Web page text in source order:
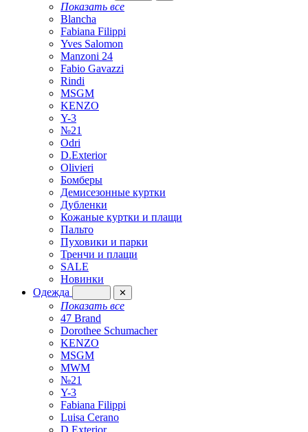
Показать все
Blancha
Fabiana Filippi
Yves Salomon
Manzoni 24
Fabio Gavazzi
Rindi
MSGM
KENZO
Y-3
№21
Odri
D.Exterior
Olivieri
Бомберы
Демисезонные куртки
Дубленки
Кожаные куртки и плащи
Пальто
Пуховики и парки
Тренчи и плащи
SALE
Новинки
Одежда
✕
Показать все
47 Brand
Dorothee Schumacher
KENZO
MSGM
MWM
№21
Y-3
Fabiana Filippi
Luisa Cerano